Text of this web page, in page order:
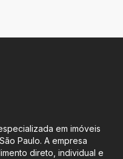
em imóveis
Paulo. A empresa
direto, individual e